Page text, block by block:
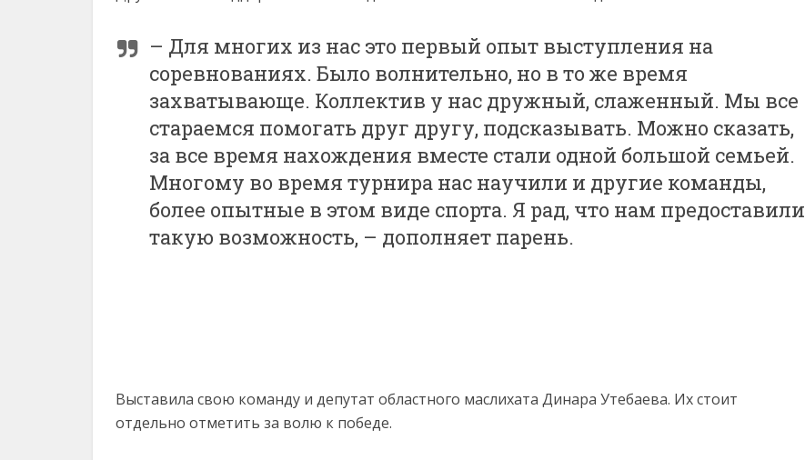
– Для многих из нас это первый опыт выступления на
соревнованиях. Было волнительно, но в то же время
захватывающе. Коллектив у нас дружный, слаженный. Мы все
стараемся помогать друг другу, подсказывать. Можно сказать,
за все время нахождения вместе стали одной большой семьей.
Многому во время турнира нас научили и другие команды,
более опытные в этом виде спорта. Я рад, что нам предоставили
такую возможность, – дополняет парень.
Выставила свою команду и депутат областного маслихата Динара Утебаева. Их стоит
отдельно отметить за волю к победе.